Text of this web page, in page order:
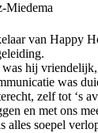
Miedema
van Happy
was hij
was
zelf tot ‘s
en met ons
alles soepel